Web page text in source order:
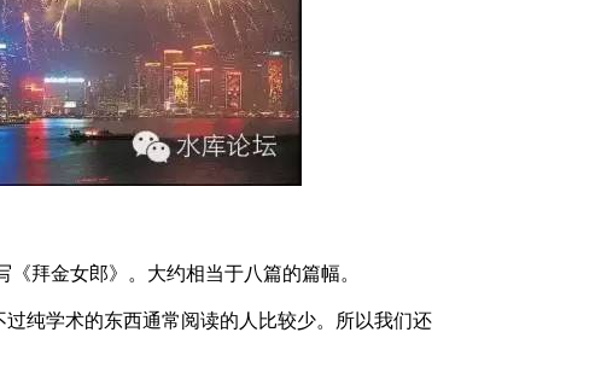
拜金女郎》。大约相当于八篇的篇幅。
纯学术的东西通常阅读的人比较少。所以我们还